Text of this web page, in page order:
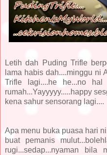
Letih dah Puding Trifle
lama habis dah....minggu ni
Trifle lagi....he he...no
rumah...Yayyyyy.....happy
kena sahur sensorang lagi....
Apa menu buka puasa hari
buat pemanis
rugi...sedap...nyaman bila